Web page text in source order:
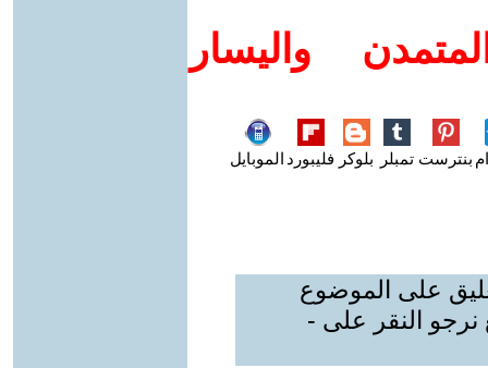
واليسار
بنترست تمبلر بلوكر فليبورد الموبايل
على الموضوع
نرجو النقر على -